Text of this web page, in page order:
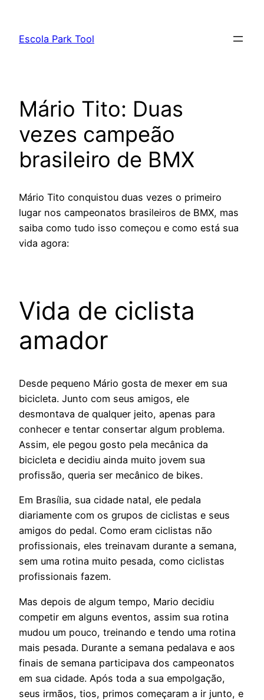
Escola Park Tool
Mário Tito: Duas
vezes campeão
brasileiro de BMX
Mário Tito conquistou duas vezes o primeiro
lugar nos campeonatos brasileiros de BMX, mas
saiba como tudo isso começou e como está sua
vida agora:
Vida de ciclista
amador
Desde pequeno Mário gosta de mexer em sua
bicicleta. Junto com seus amigos, ele
desmontava de qualquer jeito, apenas para
conhecer e tentar consertar algum problema.
Assim, ele pegou gosto pela mecânica da
bicicleta e decidiu ainda muito jovem sua
profissão, queria ser mecânico de bikes.
Em Brasília, sua cidade natal, ele pedala
diariamente com os grupos de ciclistas e seus
amigos do pedal. Como eram ciclistas não
profissionais, eles treinavam durante a semana,
sem uma rotina muito pesada, como ciclistas
profissionais fazem.
Mas depois de algum tempo, Mario decidiu
competir em alguns eventos, assim sua rotina
mudou um pouco, treinando e tendo uma rotina
mais pesada. Durante a semana pedalava e aos
finais de semana participava dos campeonatos
em sua cidade. Após toda a sua empolgação,
seus irmãos, tios, primos começaram a ir junto, e